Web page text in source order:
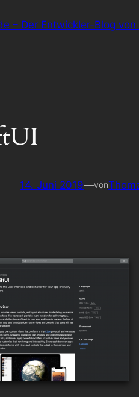
– Der Entwickler-Blog
14. Juni 2019—von